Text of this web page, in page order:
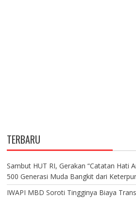
TERBARU
Sambut HUT RI, Gerakan “Catatan Hati
500 Generasi Muda Bangkit dari
IWAPI MBD Soroti Tingginya Biaya